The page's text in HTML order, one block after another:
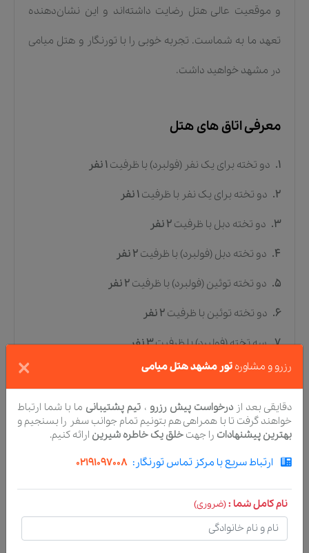
و موقعیت عالی هتل رضایت داشته‌اند و این نشان‌دهنده
تعهد ما به شماست. تجربه خوبی را با تورنگار و هتل میامی
در مشهد خواهید داشت.
معرفی اتاق های هتل
1. دو تخته برای یک نفر (فولبرد) با ظرفیت 1 نفر
2. دو تخته برای یک نفر با ظرفیت 1 نفر
3. دو تخته دبل با ظرفیت 2 نفر
4. دو تخته دبل (فولبرد) با ظرفیت 2 نفر
5. دو تخته توئین (فولبرد) با ظرفیت 2 نفر
6. دو تخته توئین با ظرفیت 2 نفر
7. سه تخته (فولبرد)با ظرفیت3نفر
8. سه تختهبا ظرفیت3نفر
امکانات هتل
لابی و پذیرش
سرویس روزانه اتاق
رزرو و مشاوره تور مشهد هتل میامی ×
دقایقی بعد ازدرخواست پیش رزرو ، تیم پشتیبانی ما با شما ارتباط
خواهند گرفت تا با همراهی هم بتونیم تمام جوانب سفر را بسنجیم و
بهترین پیشنهادات را جهت خلق یک خاطره شیرین ارائه کنیم.
ارتباط سریع با مرکز تماس تورنگار: 02191097008
نام کامل شما :(ضروری)